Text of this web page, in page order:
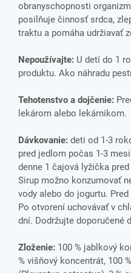
obranyschopnosti
posilňuje činnosť srdca,
traktu a pomáha udržiavať
Nepoužívajte: U detí do 1
produktu. Ako náhradu
Tehotenstvo a dojčenie:
lekárom alebo lekárnikom.
Dávkovanie: deti od 1-3
pred jedlom počas 1-3
denne 1 čajová lyžička
Sirup možno konzumovať
vody alebo do jogurtu.
Po otvorení uchovávať v
dní. Dodržujte doporučené
Zloženie: 100 % jablkový
% višňový koncentrát, 100